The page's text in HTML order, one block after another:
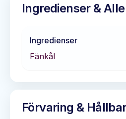
Ingredienser &
Ingredienser
Fänkål
Förvaring &